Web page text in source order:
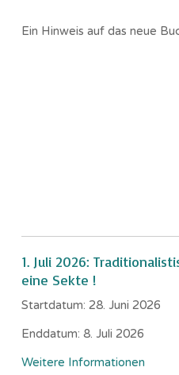
Ein Hinweis auf das neue
1. Juli 2026:
eine Sekte !
Startdatum: 28. Juni 2026
Enddatum: 8. Juli 2026
Weitere Informationen